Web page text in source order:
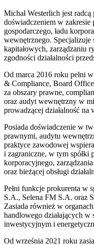
Michał Westerlich jest
doświadczeniem w
gospodarczego, ładu
wewnętrznego. Specjalizuje
kapitałowych, zarządzaniu
zgodności działalności
Od marca 2016 roku pełni
& Compliance, Board
za obszary prawne,
oraz audyt wewnętrzny w
prowadzącej działalność na
Posiada doświadczenie w
prawnymi, audytu
praktyce zawodowej
i zagraniczne, w tym spółki
korporacyjnego,
oraz bieżącej obsługi
Pełni funkcje prokurenta w
S.A., Selena FM S.A. oraz
Zasiada również w
handlowego działających w
inwestycyjnym i
Od września 2021 roku